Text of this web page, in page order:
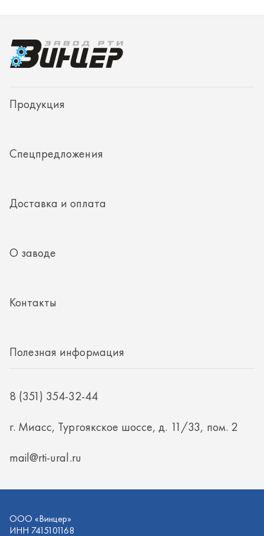
Спецпредложения
Доставка и оплата
8 (351) 354-32-44
ИНН 7415101168
ОГРН 1187456037768
Политика конфиденциальности